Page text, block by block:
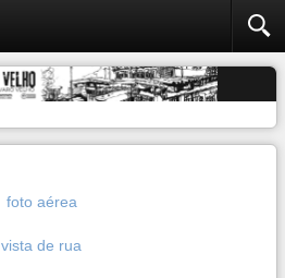
foto aérea
vista de rua